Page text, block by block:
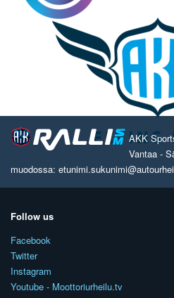
AKK
Vantaa -
muodossa:
Follow us
Facebook
Twitter
Instagram
Youtube - Moottoriurheilu.tv